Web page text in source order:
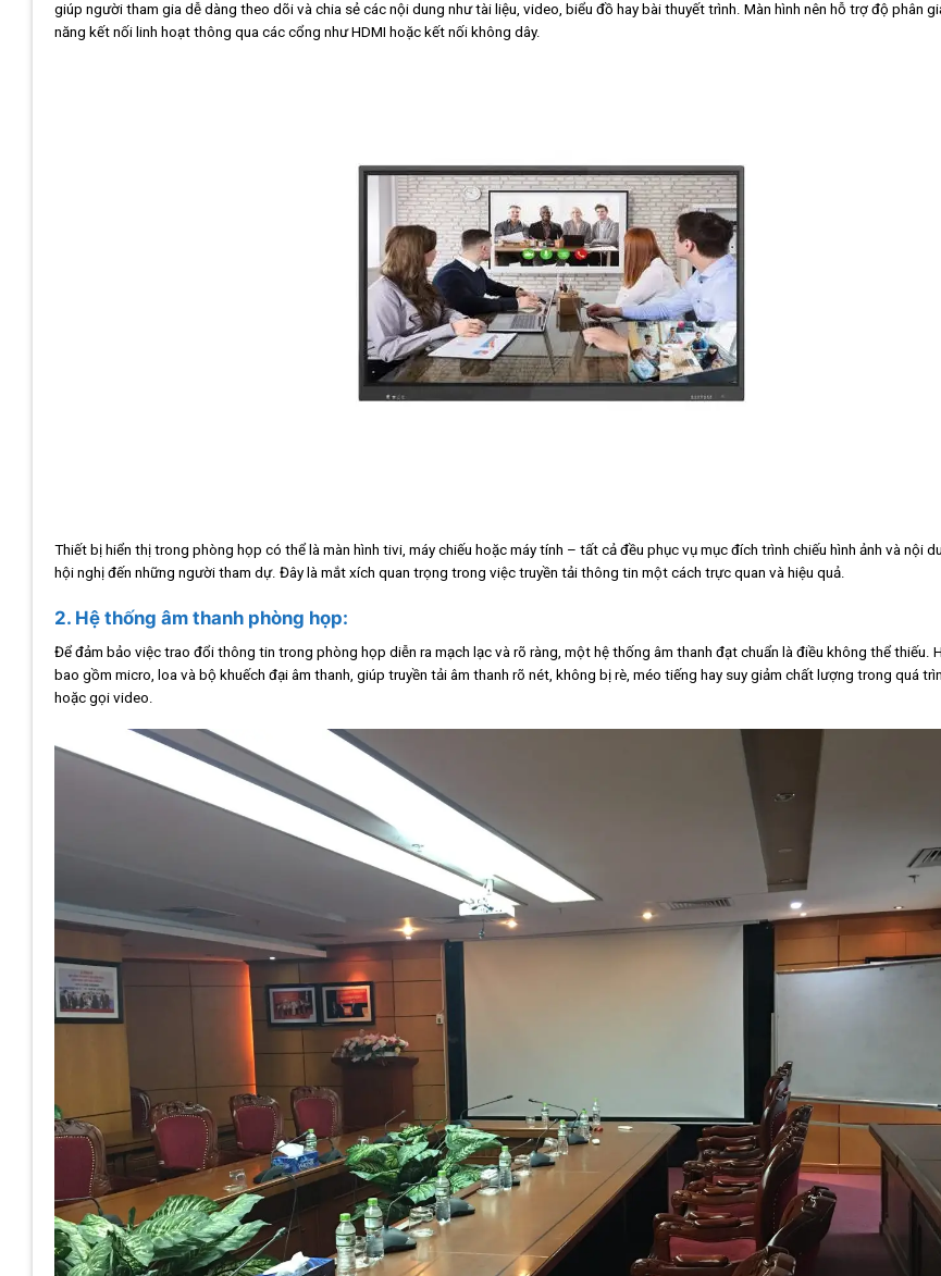
giúp người tham gia dễ dàng theo dõi và chia sẻ các nội dung như tài liệu, video, biểu đồ hay bài thuyết trình. Màn hình nên hỗ trợ độ phân
năng kết nối linh hoạt thông qua các cổng như HDMI hoặc kết nối không dây.
Thiết bị hiển thị trong phòng họp có thể là màn hình tivi, máy chiếu hoặc máy tính – tất cả đều phục vụ mục đích trình chiếu hình ảnh và nội
hội nghị đến những người tham dự. Đây là mắt xích quan trọng trong việc truyền tải thông tin một cách trực quan và hiệu quả.
2. Hệ thống âm thanh phòng họp:
Để đảm bảo việc trao đổi thông tin trong phòng họp diễn ra mạch lạc và rõ ràng, một hệ thống âm thanh đạt chuẩn là điều không thể thiếu.
bao gồm micro, loa và bộ khuếch đại âm thanh, giúp truyền tải âm thanh rõ nét, không bị rè, méo tiếng hay suy giảm chất lượng trong quá
hoặc gọi video.